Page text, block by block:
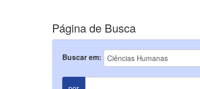
Página de Busca
Buscar em: